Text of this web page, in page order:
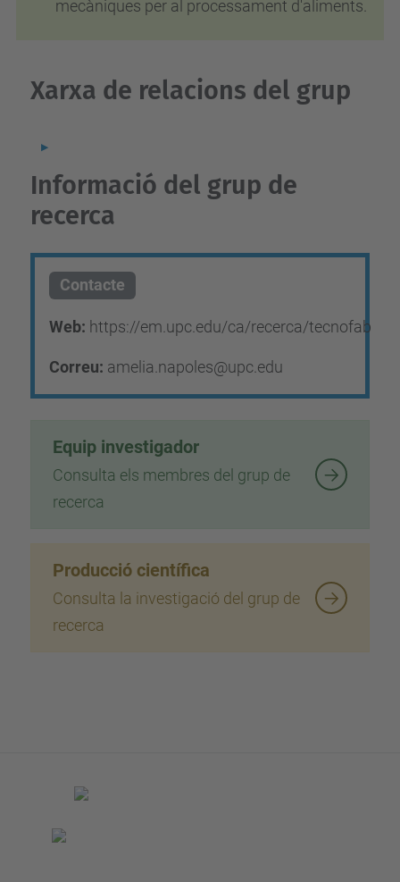
mecàniques per al processament d'aliments.
Xarxa de relacions del grup
Informació del grup de
recerca
Contacte
Web: https://em.upc.edu/ca/recerca/tecnofab
Correu: amelia.napoles@upc.edu
Equip investigador
Consulta els membres del grup de
recerca
Producció científica
Consulta la investigació del grup de
recerca